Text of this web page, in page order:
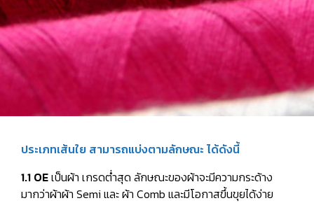
ประเภทเส้นใย สามารถแบ่งตามลักษณะ ได้ดังนี้
1.1 OEเป็นผ้า เกรดต่ำสุด ลักษณะของผ้าจะมีความกระด้าง
มากว่าผ้าผ้า Semi และ ผ้า Comb และมีโอกาสขึ้นขุยได้ง่าย